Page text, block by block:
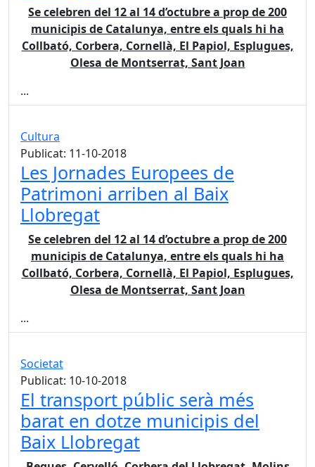
Se celebren del 12 al 14 d’octubre a prop de 200
municipis de Catalunya, entre els quals hi ha
Collbató, Corbera, Cornellà, El Papiol, Esplugues,
Olesa de Montserrat, Sant Joan
...
Cultura
Publicat: 11-10-2018
Les Jornades Europees de
Patrimoni arriben al Baix
Llobregat
Se celebren del 12 al 14 d’octubre a prop de 200
municipis de Catalunya, entre els quals hi ha
Collbató, Corbera, Cornellà, El Papiol, Esplugues,
Olesa de Montserrat, Sant Joan
...
Societat
Publicat: 10-10-2018
El transport públic serà més
barat en dotze municipis del
Baix Llobregat